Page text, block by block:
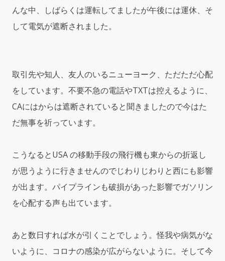
んな中、しばらくは運転してましたが午後には運休、そ
して電気が遮断されました。
取引先や知人、友人のいるニューヨーク、ただただ心配
をしています。不要不急の電話やTXTは控えるように、
CAにはからは遮断されていると聞きましたので今はた
だ無事を祈っています。
こうなるとUSA の移動手段の飛行機も東からの折返し
が思うように行きませんのでじわりじわりと西にも影響
が出ます。パイプラインも破損があった影響でガソリン
を心配する声も出ています。
あと数日すれば水が引くことでしょう。怪我や病気がな
いように、コロナの感染が広がらないように。そして今